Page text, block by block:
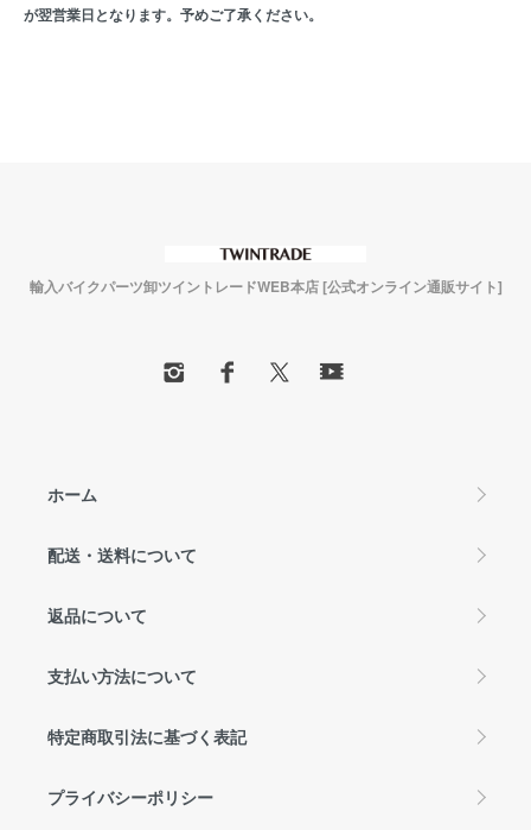
が翌営業日となります。予めご了承ください。
輸入バイクパーツ卸ツイントレードWEB本店 [公式オンライン通販サイト]
ホーム
配送・送料について
返品について
支払い方法について
特定商取引法に基づく表記
プライバシーポリシー